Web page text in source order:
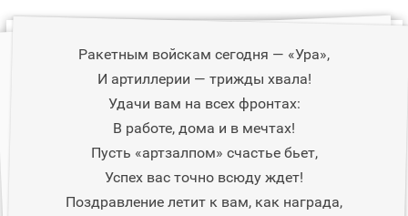
Ракетным войскам сегодня — «Ура»,
И артиллерии — трижды хвала!
Удачи вам на всех фронтах:
В работе, дома и в мечтах!
Пусть «артзалпом» счастье бьет,
Успех вас точно всюду ждет!
Поздравление летит к вам, как награда,